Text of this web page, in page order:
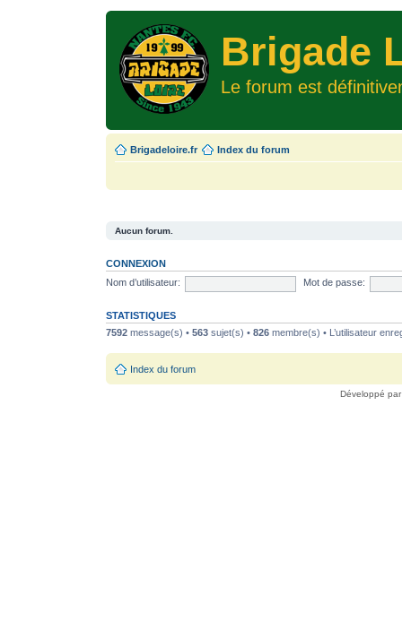
Brigade
Le forum est
Brigadeloire.fr Index du forum
Aucun forum.
CONNEXION
Nom d’utilisateur:
Mot de passe:
STATISTIQUES
7592 message(s) • 563 sujet(s) • 826 membre(s) • L’utilisateur
Index du forum
Développé